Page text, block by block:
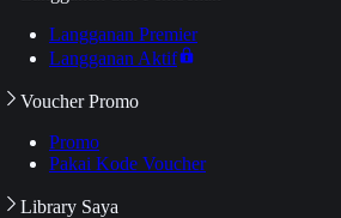
Langganan Premier
Langganan Aktif
Voucher Promo
Promo
Pakai Kode Voucher
Library Saya